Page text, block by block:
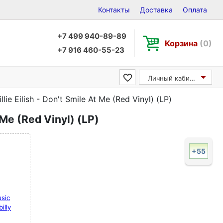
Контакты Доставка Оплата
+7 499 940-89-89
+7 916 460-55-23
Корзина (0)
Личный кабинет
Eilish - Don't Smile At Me (Red Vinyl) (LP)
(Red Vinyl) (LP)
+55